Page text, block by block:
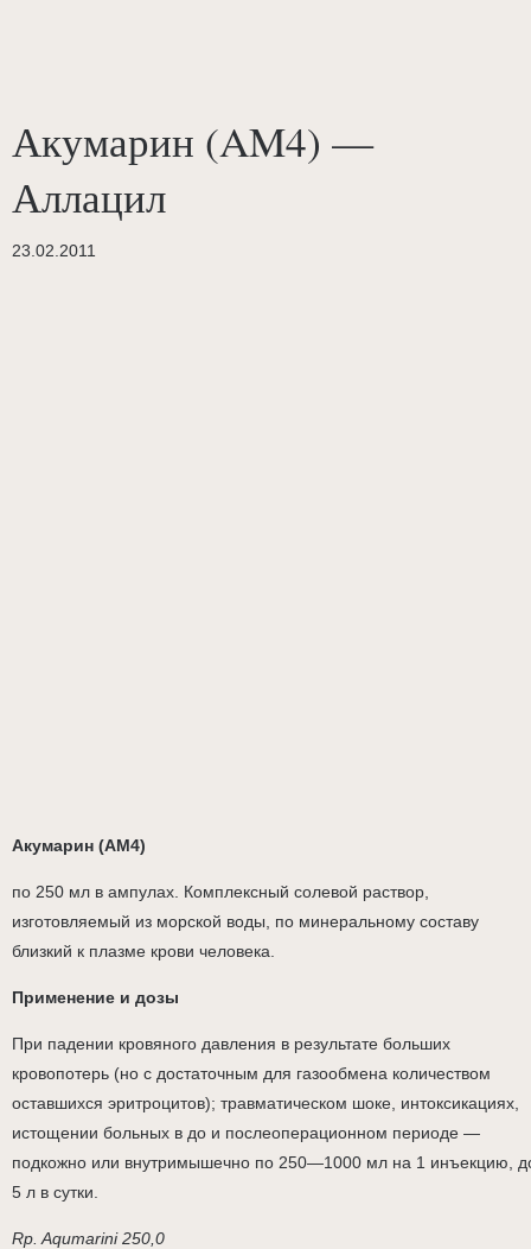
Акумарин (AM4) —
Аллацил
23.02.2011
Акумарин (AM4)
по 250 мл в ампулах. Комплексный солевой раствор,
изготовляемый из морской воды, по минеральному составу
близкий к плазме крови человека.
Применение и дозы
При падении кровяного давления в результате больших
кровопотерь (но с достаточным для газообмена количеством
оставшихся эритроцитов); травматическом шоке, интоксикациях,
истощении больных в до и послеоперационном периоде —
подкожно или внутримышечно по 250—1000 мл на 1 инъекцию,
5 л в сутки.
Rp. Aqumarini 250,0